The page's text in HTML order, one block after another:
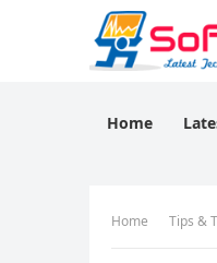
Home
Home Tips &